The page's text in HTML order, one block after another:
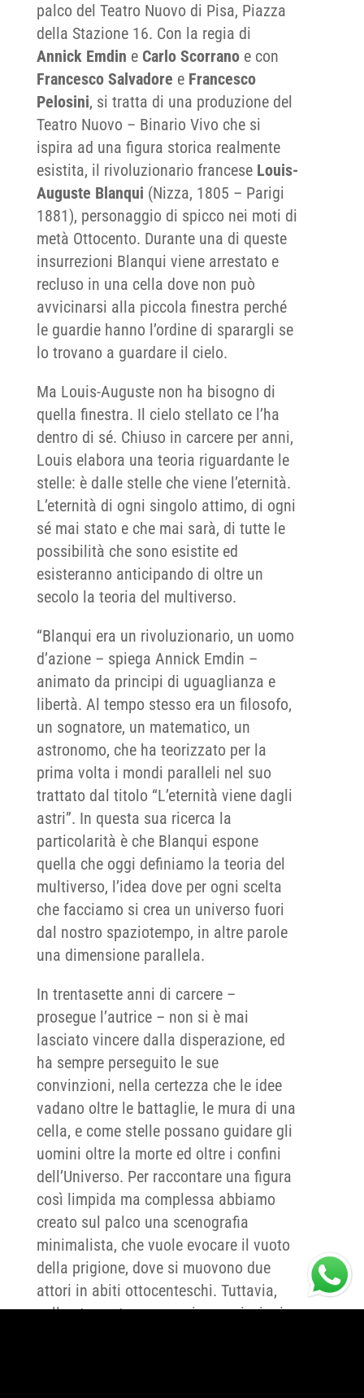
palco del Teatro Nuovo di Pisa, Piazza
della Stazione 16. Con la regia di
Annick Emdin e Carlo Scorranoe con
Francesco Salvadore e Francesco
Pelosini, si tratta di una produzione del
Teatro Nuovo – Binario Vivo che si
ispira ad una figura storica realmente
esistita, il rivoluzionario francese Louis-
Auguste Blanqui (Nizza, 1805 – Parigi
1881), personaggio di spicco nei moti di
metà Ottocento. Durante una di queste
insurrezioni Blanqui viene arrestato e
recluso in una cella dove non può
avvicinarsi alla piccola finestra perché
le guardie hanno l’ordine di sparargli se
lo trovano a guardare il cielo.
Ma Louis-Auguste non ha bisogno di
quella finestra. Il cielo stellato ce l’ha
dentro di sé. Chiuso in carcere per anni,
Louis elabora una teoria riguardante le
stelle: è dalle stelle che viene l’eternità.
L’eternità di ogni singolo attimo, di ogni
sé mai stato e che mai sarà, di tutte le
possibilità che sono esistite ed
esisteranno anticipando di oltre un
secolo la teoria del multiverso.
“Blanqui era un rivoluzionario, un uomo
d’azione – spiega Annick Emdin –
animato da principi di uguaglianza e
libertà. Al tempo stesso era un filosofo,
un sognatore, un matematico, un
astronomo, che ha teorizzato per la
prima volta i mondi paralleli nel suo
trattato dal titolo “L’eternità viene dagli
astri”. In questa sua ricerca la
particolarità è che Blanqui espone
quella che oggi definiamo la teoria del
multiverso, l’idea dove per ogni scelta
che facciamo si crea un universo fuori
dal nostro spaziotempo, in altre parole
una dimensione parallela.
In trentasette anni di carcere –
prosegue l’autrice – non si è mai
lasciato vincere dalla disperazione, ed
ha sempre perseguito le sue
convinzioni, nella certezza che le idee
vadano oltre le battaglie, le mura di una
cella, e come stelle possano guidare gli
uomini oltre la morte ed oltre i confini
dell’Universo. Per raccontare una figura
così limpida ma complessa abbiamo
creato sul palco una scenografia
minimalista, che vuole evocare il vuoto
della prigione, dove si muovono due
attori in abiti ottocenteschi. Tuttavia,
nello stesso tempo grazie a proiezioni,